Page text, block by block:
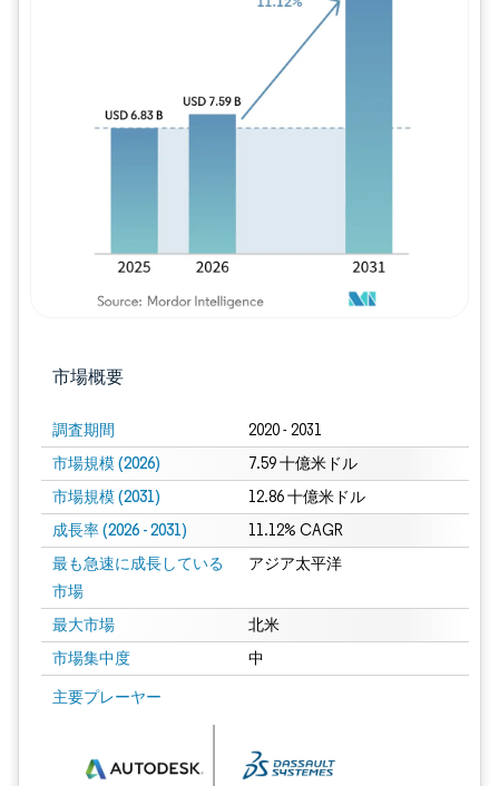
市場概要
調査期間 2020 - 2031
市場規模 (2026) 7.59 十億米ドル
市場規模 (2031) 12.86 十億米ドル
成長率 (2026 - 2031) 11.12% CAGR
最も急速に成長している
市場
アジア太平洋
最大市場 北米
市場集中度 中
主要プレーヤー
画像 © Mordor Intelligence。再利用にはCC BY 4.0の表示が必要です。
画像 © Mordor Intelligence。再利用には